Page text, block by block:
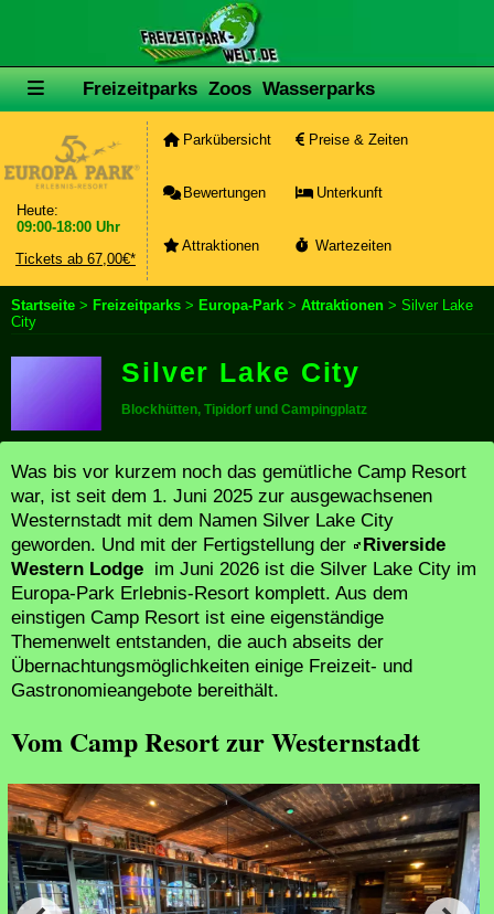
Freizeitparks Zoos Wasserparks
Heute:
09:00-18:00 Uhr
Tickets ab 67,00€*
Parkübersicht Preise & Zeiten
Bewertungen Unterkunft
Attraktionen Wartezeiten
Startseite > Freizeitparks > Europa-Park > Attraktionen > Silver Lake
City
Silver Lake City
Blockhütten, Tipidorf und Campingplatz
Was bis vor kurzem noch das gemütliche Camp Resort
war, ist seit dem 1. Juni 2025 zur ausgewachsenen
Westernstadt mit dem Namen Silver Lake City
geworden. Und mit der Fertigstellung der
Riverside
Western Lodge im Juni 2026 ist die Silver Lake City im
Europa-Park Erlebnis-Resort komplett. Aus dem
einstigen Camp Resort ist eine eigenständige
Themenwelt entstanden, die auch abseits der
Übernachtungsmöglichkeiten einige Freizeit- und
Gastronomieangebote bereithält.
Vom Camp Resort zur Westernstadt